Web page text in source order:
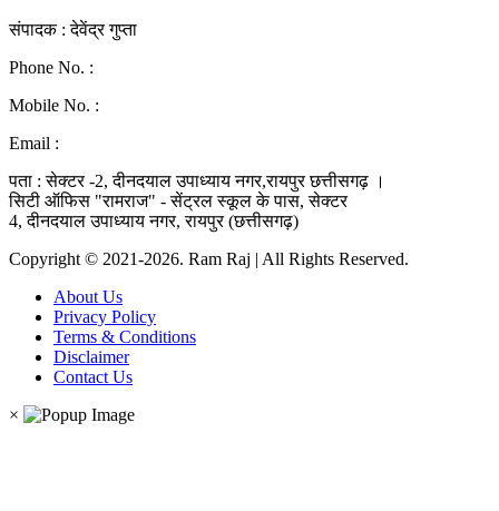
संपादक : देवेंद्र गुप्ता
Phone No. :
Mobile No. :
Email :
पता : सेक्टर -2, दीनदयाल उपाध्याय नगर,रायपुर छत्तीसगढ़ ।
सिटी ऑफिस "रामराज" - सेंट्रल स्कूल के पास, सेक्टर
4, दीनदयाल उपाध्याय नगर, रायपुर (छत्तीसगढ़)
Copyright © 2021-2026. Ram Raj | All Rights Reserved.
About Us
Privacy Policy
Terms & Conditions
Disclaimer
Contact Us
×